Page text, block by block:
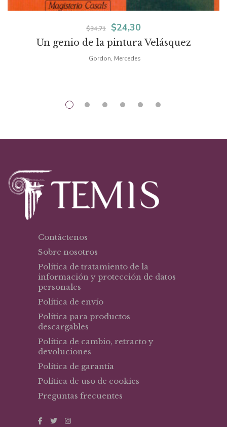
Un genio de la pintura Velásquez
$34,71
El
precio
original
$34,71.
$24,30El
precio
$24,30.
Gordon, Mercedes
Contáctenos
Sobre nosotros
Política de tratamiento de la
información y protección de datos
personales
Política de envío
Política para productos
descargables
Política de cambio, retracto y
devoluciones
Política de garantía
Política de uso de cookies
Preguntas frecuentes